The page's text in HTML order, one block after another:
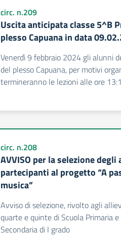
circ. n.209
Uscita anticipata classe 5^B
plesso Capuana in data
Venerdì 9 febbraio 2024 gli alunni
del plesso Capuana, per motivi
termineranno le lezioni alle ore
circ. n.208
AVVISO per la selezione degli
partecipanti al progetto “A
musica”
Avviso di selezione, rivolto agli
quarte e quinte di Scuola Primaria
Secondaria di I grado